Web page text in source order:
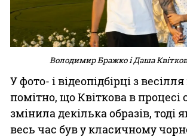
Володимир Бражко і Даша
У фото- і відеопідбірці з
помітно, що Квіткова в процесі
змінила декілька образів, тоді
весь час був у класичному